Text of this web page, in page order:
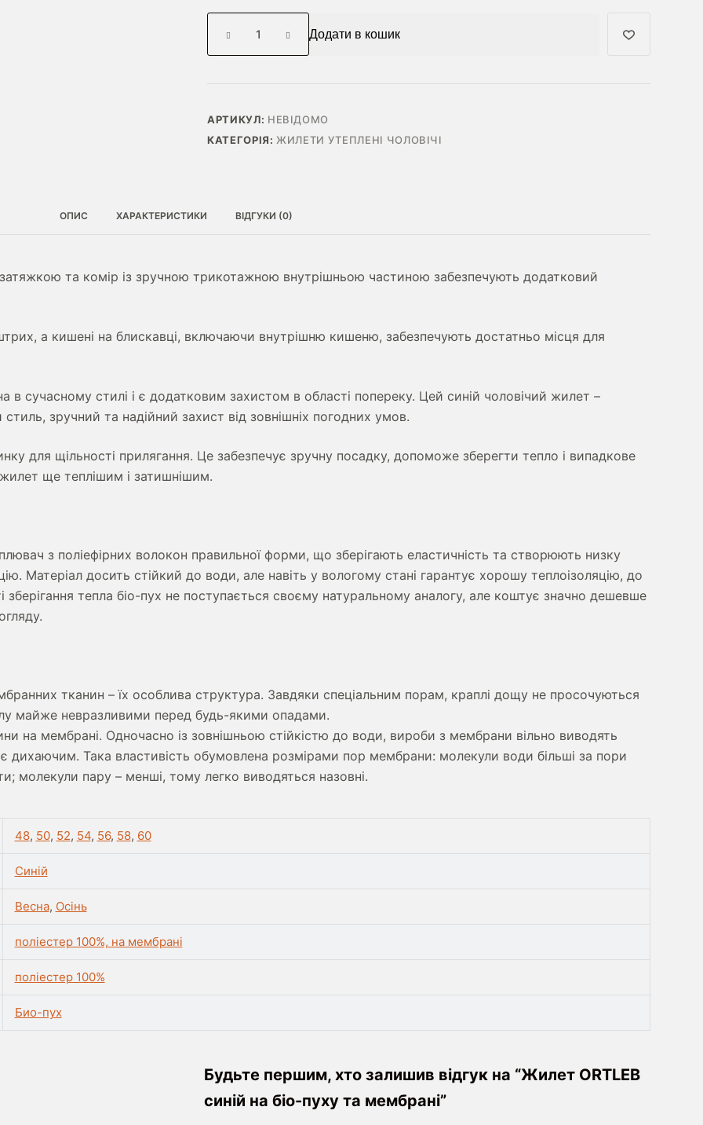
ORTLEB
СИНІЙ
ПУХУ
ТА
Додати в кошик
АРТИКУЛ: НЕВІДОМО
КАТЕГОРІЯ:ЖИЛЕТИ УТЕПЛЕНІ ЧОЛОВІЧІ
ОПИС ХАРАКТЕРИСТИКИ ВІДГУКИ (0)
та комір із зручною трикотажною внутрішньою частиною забезпечують додатковий
а кишені на блискавці, включаючи внутрішню кишеню, забезпечують достатньо місця для
сучасному стилі і є додатковим захистом в області попереку. Цей синій чоловічий жилет –
зручний та надійний захист від зовнішніх погодних умов.
для щільності прилягання. Це забезпечує зручну посадку, допоможе зберегти тепло і випадкове
ще теплішим і затишнішим.
з поліефірних волокон правильної форми, що зберігають еластичність та створюють низку
Матеріал досить стійкий до води, але навіть у вологому стані гарантує хорошу теплоізоляцію, до
тепла біо-пух не поступається своєму натуральному аналогу, але коштує значно дешевше
тканин – їх особлива структура. Завдяки спеціальним порам, краплі дощу не просочуються
майже невразливими перед будь-якими опадами.
на мембрані. Одночасно із зовнішньою стійкістю до води, вироби з мембрани вільно виводять
дихаючим. Така властивість обумовлена розмірами пор мембрани: молекули води більші за пори
молекули пару – менші, тому легко виводяться назовні.
48, 50, 52, 54, 56, 58, 60
Синій
Весна, Осінь
поліестер 100%, на мембрані
поліестер 100%
Био-пух
Будьте першим, хто залишив відгук на “Жилет ORTLEB
синій на біо-пуху та мембрані”